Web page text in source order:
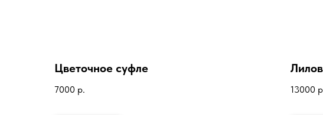
Цветочное суфле
7000 р. 13000